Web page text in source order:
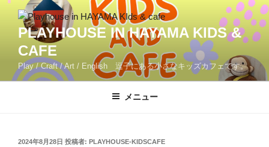
コ
PLAYHOUSE IN HAYAMA KIDS &
CAFE
Play / Craft / Art / English 逗子にある小さなキッズカフェです。
メニュー
投
2024年8月28日 投稿者: PLAYHOUSE-KIDSCAFE